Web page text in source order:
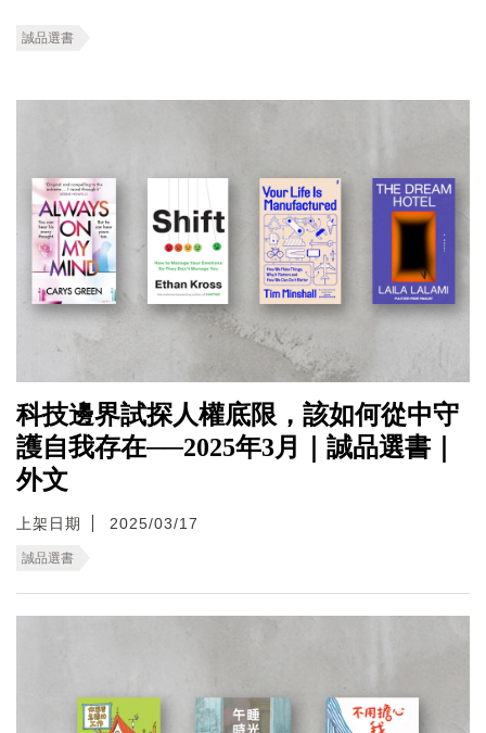
誠品選書
科技邊界試探人權底限，該如何從中守
護自我存在──2025年3月｜誠品選書｜
外文
上架日期 2025/03/17
誠品選書